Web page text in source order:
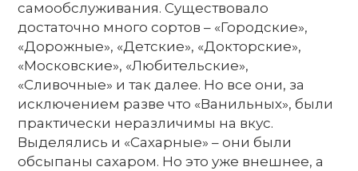
самообслуживания. Существовало
достаточно много сортов – «Городские»,
«Дорожные», «Детские», «Докторские»,
«Московские», «Любительские»,
«Сливочные» и так далее. Но все они, за
исключением разве что «Ванильных», были
практически неразличимы на вкус.
Выделялись и «Сахарные» – они были
обсыпаны сахаром. Но это уже внешнее, а